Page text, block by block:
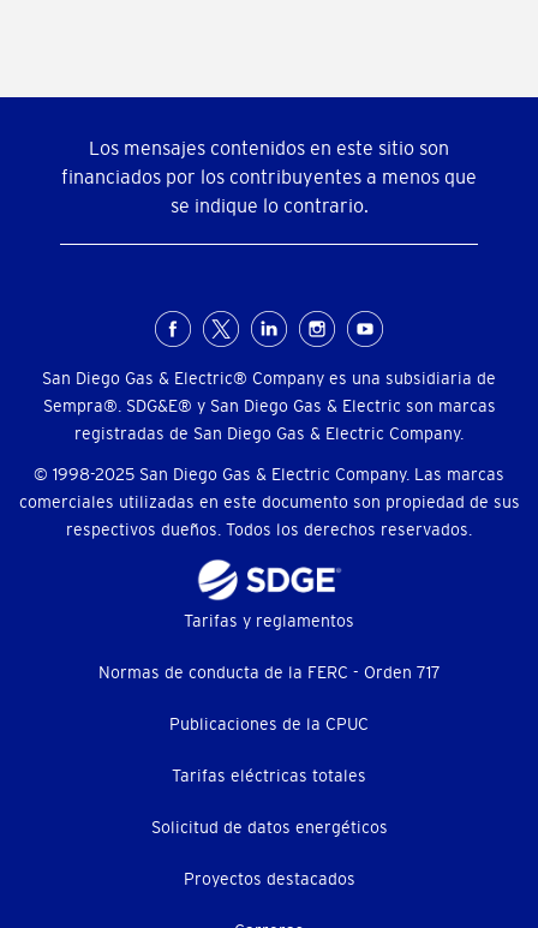
Los mensajes contenidos en este sitio son
financiados por los contribuyentes a menos que
se indique lo contrario.
social
San Diego Gas & Electric® Company es una subsidiaria de
Sempra®. SDG&E® y San Diego Gas & Electric son marcas
registradas de San Diego Gas & Electric Company.
© 1998-2025 San Diego Gas & Electric Company. Las marcas
comerciales utilizadas en este documento son propiedad de sus
respectivos dueños. Todos los derechos reservados.
menu
secundario)
Tarifas y reglamentos
Normas de conducta de la FERC - Orden 717
Publicaciones de la CPUC
Tarifas eléctricas totales
Solicitud de datos energéticos
Proyectos destacados